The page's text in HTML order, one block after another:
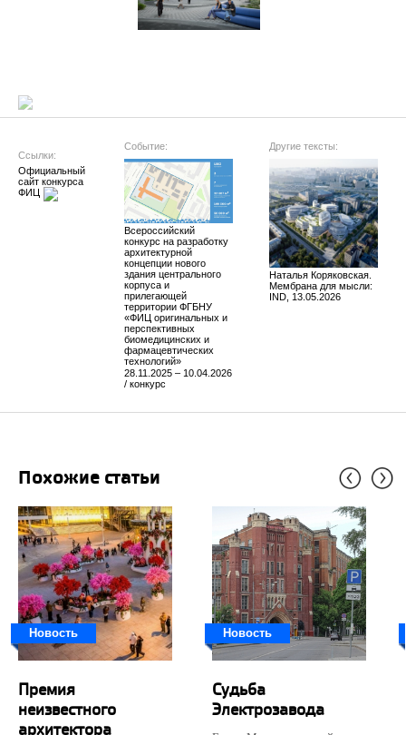
Ссылки:
Официальный
сайт конкурса
ФИЦ
Событие:
Всероссийский
конкурс на разработку
архитектурной
концепции нового
здания центрального
корпуса и
прилегающей
территории ФГБНУ
«ФИЦ оригинальных и
перспективных
биомедицинских и
фармацевтических
технологий»
28.11.2025 – 10.04.2026
/ конкурс
Другие тексты:
Наталья Коряковская.
Мембрана для мысли:
IND, 13.05.2026
Похожие статьи
Новость
Премия
неизвестного
архитектора
Новость
Судьба
Электрозавода